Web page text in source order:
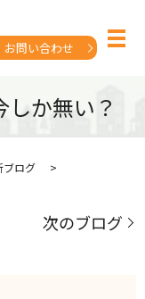
お問い合わせ
か無い？
ブログ
次のブログ